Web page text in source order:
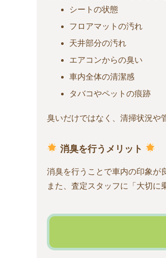
シートの状態
フロアマットの汚れ
天井部分の汚れ
エアコンからの臭い
車内全体の清潔感
タバコやペットの痕跡
臭いだけではなく、清掃状況や
消臭を行うメリット
消臭を行うことで車内の印象が
また、査定スタッフに「大切に